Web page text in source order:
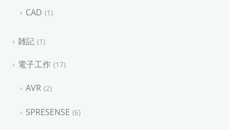
CAD 1
雑記 1
電子工作 17
AVR 2
SPRESENSE 6